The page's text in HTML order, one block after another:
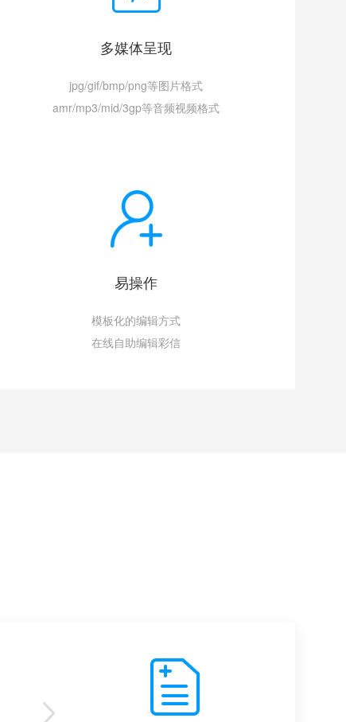
多媒体呈现
jpg/gif/bmp/png等图片格式
amr/mp3/mid/3gp等音频视频格式
易操作
模板化的编辑方式
在线自助编辑彩信